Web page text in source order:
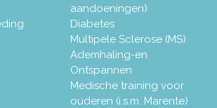
aandoeningen)
Diabetes
Multipele Sclerose (MS)
Ademhaling-en
Ontspannen
Medische training voor
ouderen (i.s.m. Marente)